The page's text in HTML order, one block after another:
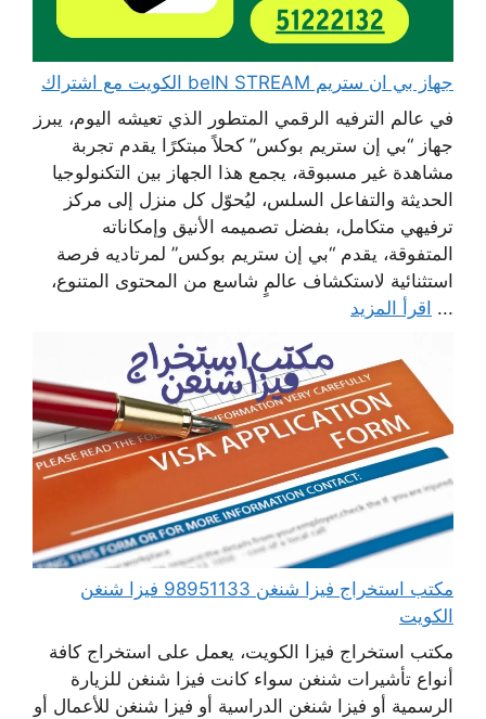
جهاز بي ان ستريم beIN STREAM الكويت مع اشتراك
في عالم الترفيه الرقمي المتطور الذي تعيشه اليوم، يبرز
جهاز “بي إن ستريم بوكس” كحلاً مبتكرًا يقدم تجربة
مشاهدة غير مسبوقة، يجمع هذا الجهاز بين التكنولوجيا
الحديثة والتفاعل السلس، ليُحوّل كل منزل إلى مركز
ترفيهي متكامل، بفضل تصميمه الأنيق وإمكاناته
المتفوقة، يقدم “بي إن ستريم بوكس” لمرتاديه فرصة
استثنائية لاستكشاف عالمٍ شاسع من المحتوى المتنوع،
... اقرأ المزيد
مكتب استخراج فيزا شنغن 98951133 فيزا شنغن
الكويت
مكتب استخراج فيزا الكويت، يعمل على استخراج كافة
أنواع تأشيرات شنغن سواء كانت فيزا شنغن للزيارة
الرسمية أو فيزا شنغن الدراسية أو فيزا شنغن للأعمال أو